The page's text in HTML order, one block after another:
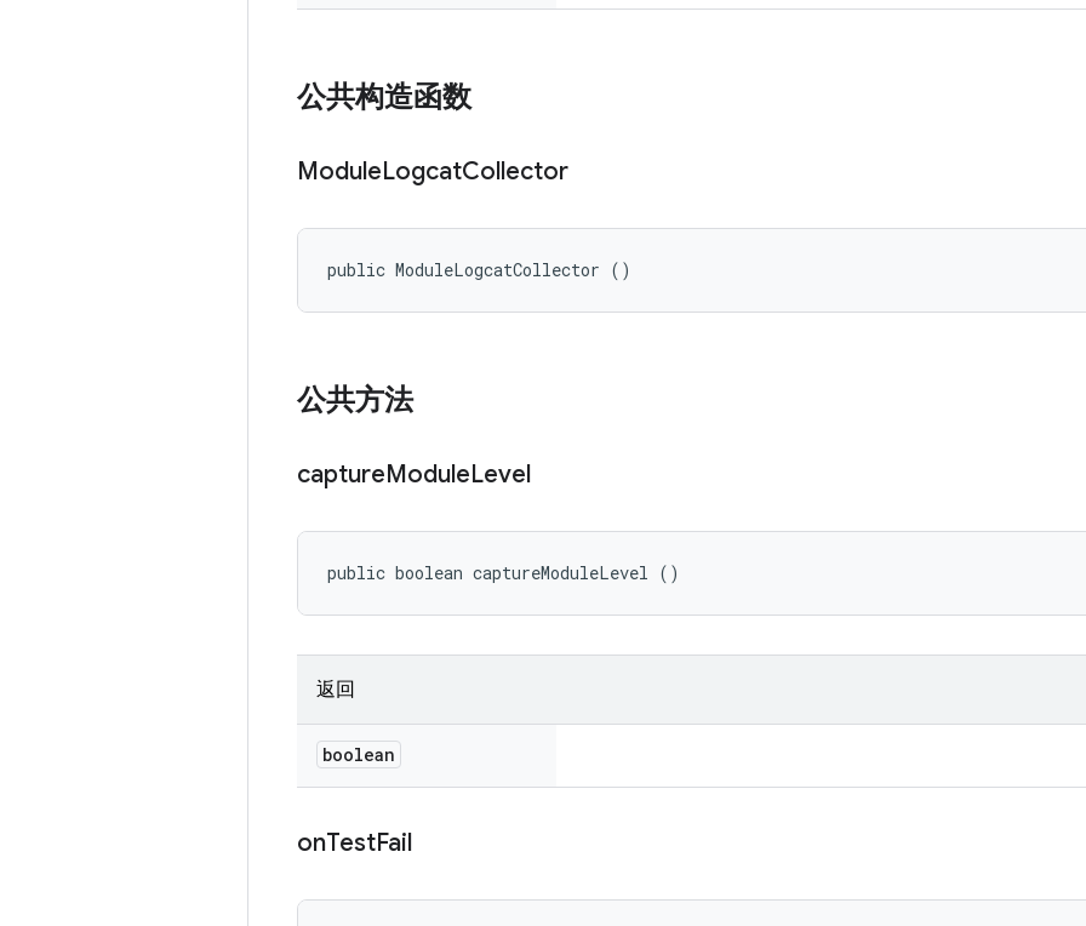
公共构造函数
ModuleLogcatCollector
public ModuleLogcatCollector ()
公共方法
captureModuleLevel
public boolean captureModuleLevel ()
返回
boolean
onTestFail